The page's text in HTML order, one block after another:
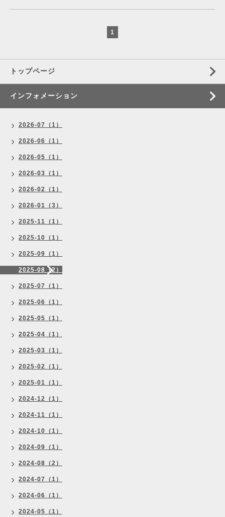
1
トップページ
インフォメーション
2026-07（1）
2026-06（1）
2026-05（1）
2026-03（1）
2026-02（1）
2026-01（3）
2025-11（1）
2025-10（1）
2025-09（1）
2025-08（2）
2025-07（1）
2025-06（1）
2025-05（1）
2025-04（1）
2025-03（1）
2025-02（1）
2025-01（1）
2024-12（1）
2024-11（1）
2024-10（1）
2024-09（1）
2024-08（2）
2024-07（1）
2024-06（1）
2024-05（1）